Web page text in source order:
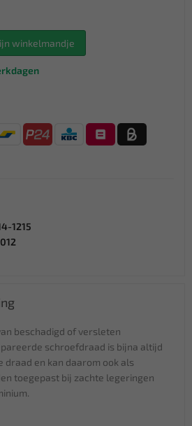
winkelmandje
1215
beschadigd of versleten
schroefdraad is bijna altijd
en kan daarom ook als
toegepast bij zachte legeringen